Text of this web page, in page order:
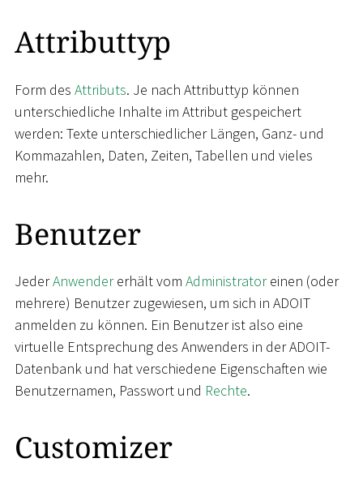
Attributtyp
Form des Attributs. Je nach Attributtyp können
unterschiedliche Inhalte im Attribut gespeichert
werden: Texte unterschiedlicher Längen, Ganz- und
Kommazahlen, Daten, Zeiten, Tabellen und vieles
mehr.
Benutzer
JederAnwendererhält vom Administratoreinen (oder
mehrere) Benutzer zugewiesen, um sich in ADOIT
anmelden zu können. Ein Benutzer ist also eine
virtuelle Entsprechung des Anwenders in der ADOIT-
Datenbank und hat verschiedene Eigenschaften wie
Benutzernamen, Passwort und Rechte.
Customizer